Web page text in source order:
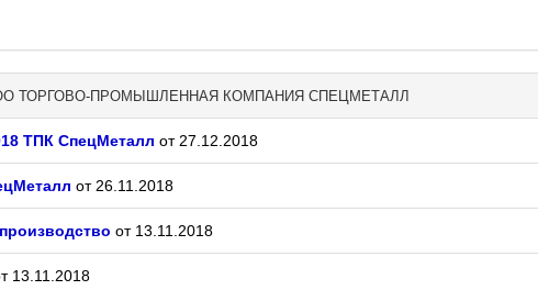
ООО ТОРГОВО-ПРОМЫШЛЕННАЯ КОМПАНИЯ СПЕЦМЕТАЛЛ
ТПК СпецМеталл от 27.12.2018
от 26.11.2018
от 13.11.2018
13.11.2018